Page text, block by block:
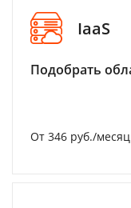
IaaS
Подобрать
От 346 руб./месяц